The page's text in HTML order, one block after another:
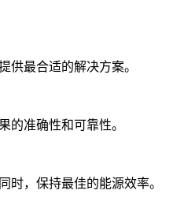
供最合适的解决方案。
的准确性和可靠性。
，保持最佳的能源效率。